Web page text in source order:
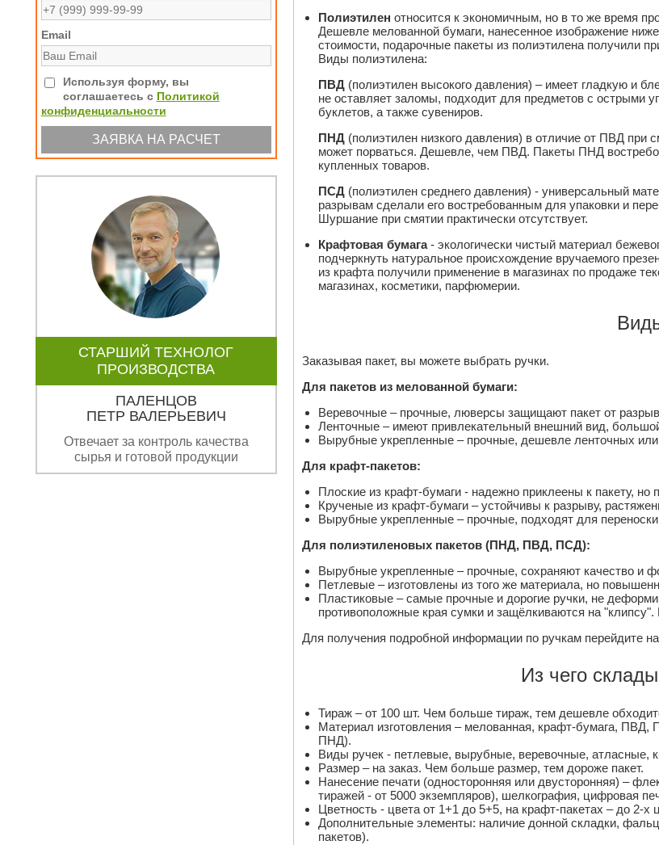
Email
Используя форму, вы
соглашаетесь с Политикой
конфиденциальности
СТАРШИЙ ТЕХНОЛОГ
ПРОИЗВОДСТВА
ПАЛЕНЦОВ
ПЕТР ВАЛЕРЬЕВИЧ
Отвечает за контроль качества
сырья и готовой продукции
Полиэтилен относится к экономичным, но в то же время
Дешевле мелованной бумаги, нанесенное изображение ниже
стоимости, подарочные пакеты из полиэтилена получили
Виды полиэтилена:
ПВД(полиэтилен высокого давления) – имеет гладкую и
не оставляет заломы, подходит для предметов с острыми
буклетов, а также сувениров.
ПНД(полиэтилен низкого давления) в отличие от ПВД при
может порваться. Дешевле, чем ПВД. Пакеты ПНД
купленных товаров.
ПСД(полиэтилен среднего давления) - универсальный
разрывам сделали его востребованным для упаковки и
Шуршание при смятии практически отсутствует.
Крафтовая бумага- экологически чистый материал
подчеркнуть натуральное происхождение вручаемого
из крафта получили применение в магазинах по продаже
магазинах, косметики, парфюмерии.
Заказывая пакет, вы можете выбрать ручки.
Для пакетов из мелованной бумаги:
Веревочные – прочные, люверсы защищают пакет от
Ленточные – имеют привлекательный внешний вид,
Вырубные укрепленные – прочные, дешевле ленточных
Для крафт-пакетов:
Плоские из крафт-бумаги - надежно приклеены к пакету, но
Крученые из крафт-бумаги – устойчивы к разрыву,
Вырубные укрепленные – прочные, подходят для
Для полиэтиленовых пакетов (ПНД, ПВД, ПСД):
Вырубные укрепленные – прочные, сохраняют качество и
Петлевые – изготовлены из того же материала, но
Пластиковые – самые прочные и дорогие ручки, не
противоположные края сумки и защёлкиваются на
Для получения подробной информации по ручкам перейдите
Из чего
Тираж – от 100 шт. Чем больше тираж, тем дешевле
Материал изготовления – мелованная, крафт-бумага,
ПНД).
Виды ручек - петлевые, вырубные, веревочные, атласные,
Размер – на заказ. Чем больше размер, тем дороже пакет.
Нанесение печати (односторонняя или двусторонняя) –
тиражей - от 5000 экземпляров), шелкография, цифровая
Цветность - цвета от 1+1 до 5+5, на крафт-пакетах – до 2-
Дополнительные элементы: наличие донной складки,
пакетов).